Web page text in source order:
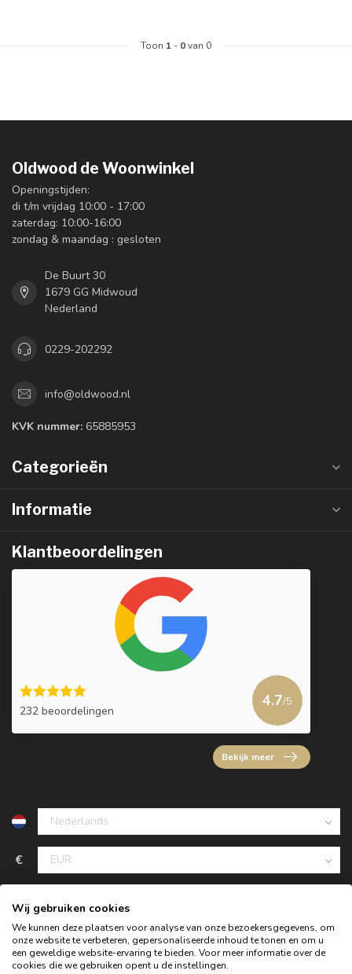
Toon 1 - 0van 0
Oldwood de Woonwinkel
Openingstijden:
di t/m vrijdag 10:00 - 17:00
zaterdag: 10:00-16:00
zondag & maandag : gesloten
De Buurt 30
1679 GG Midwoud
Nederland
0229-202292
info@oldwood.nl
KVK nummer: 65885953
Categorieën
Informatie
Klantbeoordelingen
232 beoordelingen
4.7/5
Bekijk meer
€
Wij gebruiken cookies
We kunnen deze plaatsen voor analyse van onze bezoekersgegevens, om
onze website te verbeteren, gepersonaliseerde inhoud te tonen en om u
een geweldige website-ervaring te bieden. Voor meer informatie over de
cookies die we gebruiken opent u de instellingen.